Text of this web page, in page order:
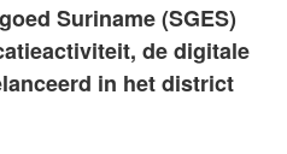
Suriname (SGES)
de digitale
in het district